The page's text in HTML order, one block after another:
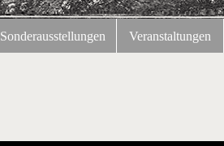
Sonderausstellungen Veranstaltungen